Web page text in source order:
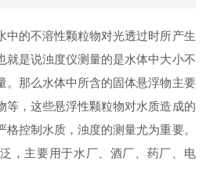
的不溶性颗粒物对光透过时所产生
就是说浊度仪测量的是水体中大小不
。那么水体中所含的固体悬浮物主要
等，这些悬浮性颗粒物对水质造成的
控制水质，浊度的测量尤为重要。
，主要用于水厂、酒厂、药厂、电